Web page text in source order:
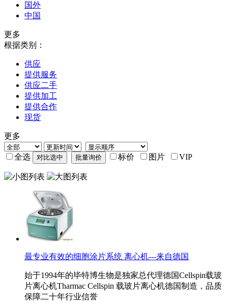
国外
中国
更多
根据类别：
供应
提供服务
供应二手
提供加工
提供合作
现货
更多
全选 标价 图片 VIP
最专业有效的细胞涂片系统 离心机---来自德国
始于1994年的毕特博生物是独家总代理德国Cellspin载玻
片离心机Tharmac Cellspin 载玻片离心机德国制造，品质
保障二十年行业信誉